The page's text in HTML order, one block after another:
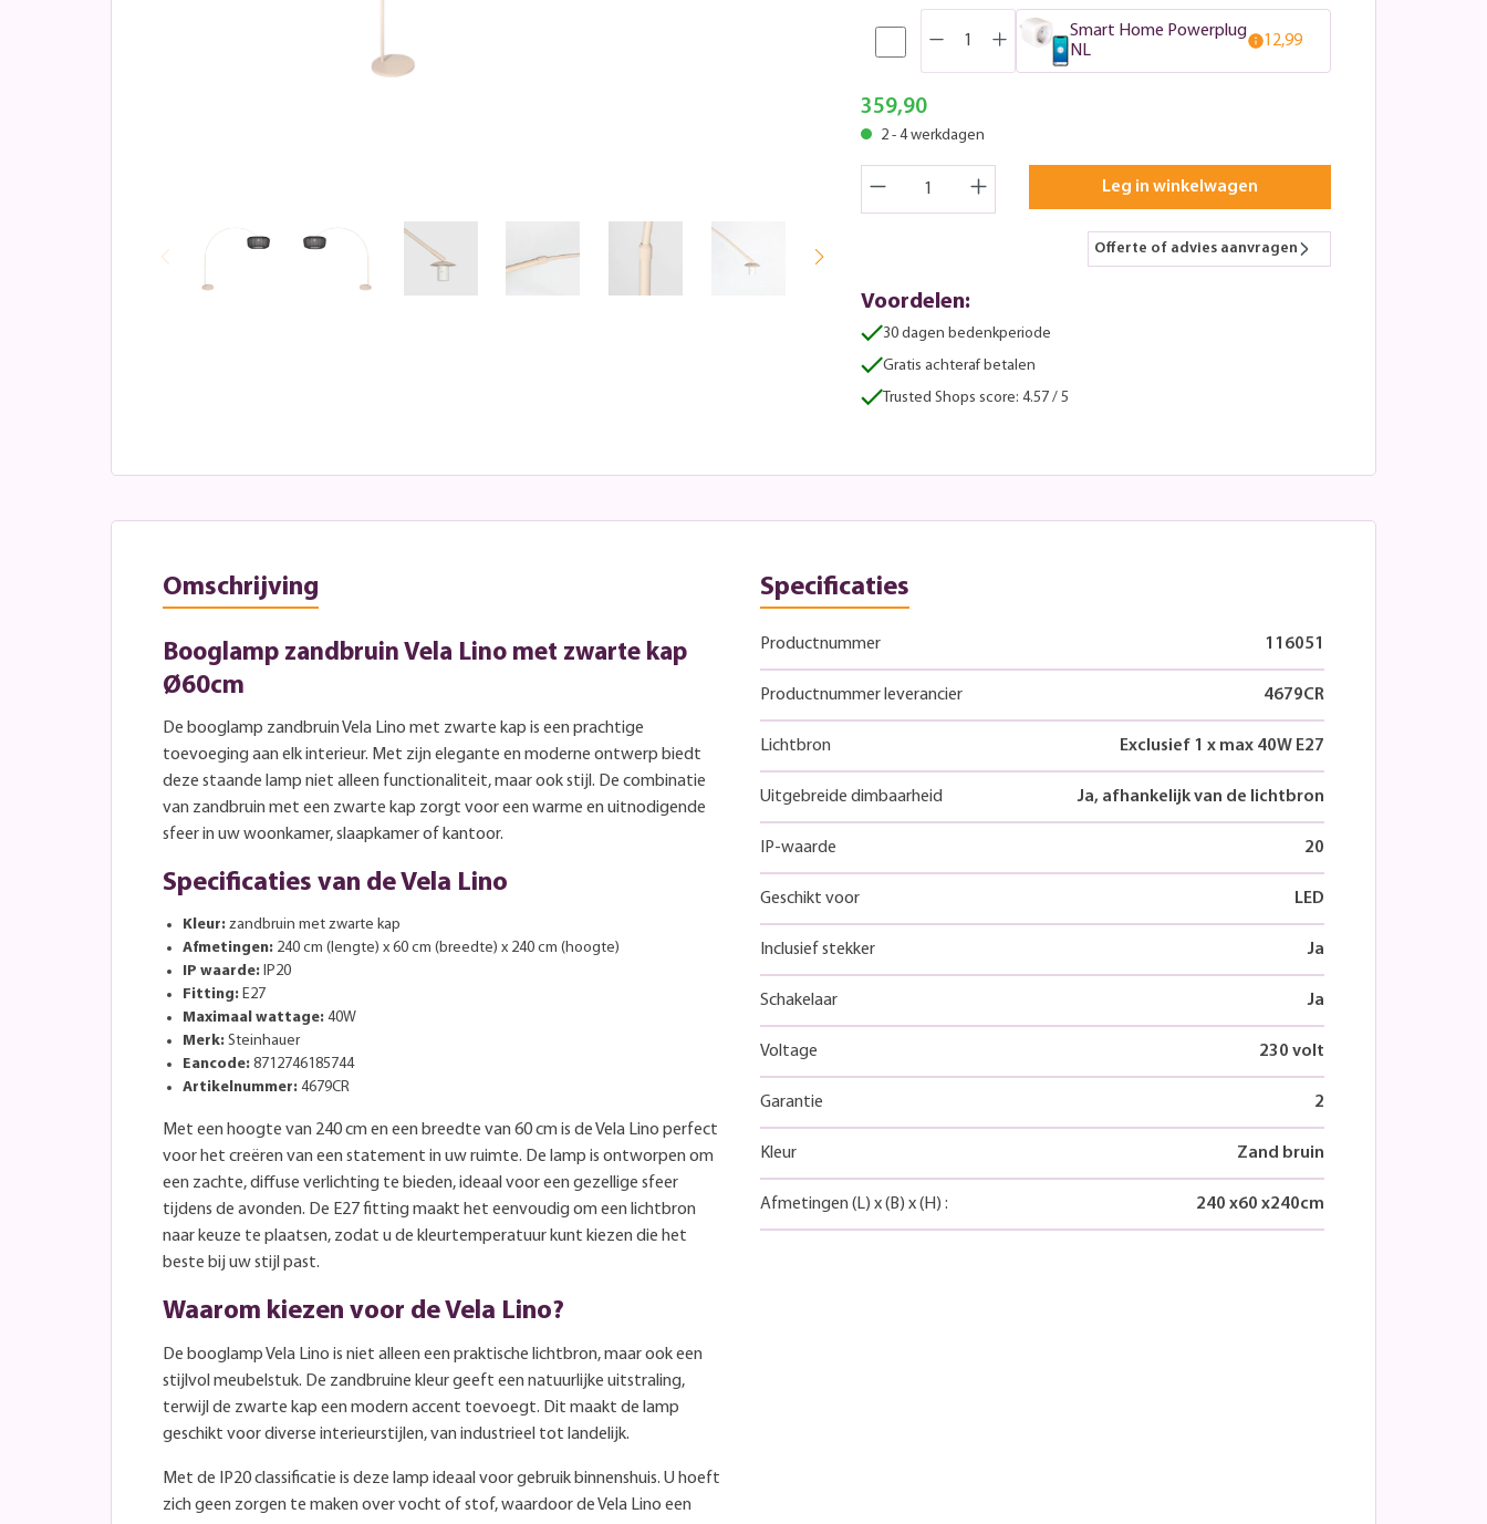
Smart Home Powerplug
NL
12,99
359,90
2 - 4 werkdagen
Leg in winkelwagen
Offerte of advies aanvragen
Voordelen:
30 dagen bedenkperiode
Gratis achteraf betalen
Trusted Shops score: 4.57 / 5
Omschrijving
Booglamp zandbruin Vela Lino met zwarte kap
Ø60cm
De booglamp zandbruin Vela Lino met zwarte kap is een prachtige
toevoeging aan elk interieur. Met zijn elegante en moderne ontwerp biedt
deze staande lamp niet alleen functionaliteit, maar ook stijl. De combinatie
van zandbruin met een zwarte kap zorgt voor een warme en uitnodigende
sfeer in uw woonkamer, slaapkamer of kantoor.
Specificaties van de Vela Lino
Kleur: zandbruin met zwarte kap
Afmetingen: 240 cm (lengte) x 60 cm (breedte) x 240 cm (hoogte)
IP waarde: IP20
Fitting: E27
Maximaal wattage: 40W
Merk: Steinhauer
Eancode: 8712746185744
Artikelnummer: 4679CR
Met een hoogte van 240 cm en een breedte van 60 cm is de Vela Lino perfect
voor het creëren van een statement in uw ruimte. De lamp is ontworpen om
een zachte, diffuse verlichting te bieden, ideaal voor een gezellige sfeer
tijdens de avonden. De E27 fitting maakt het eenvoudig om een lichtbron
naar keuze te plaatsen, zodat u de kleurtemperatuur kunt kiezen die het
beste bij uw stijl past.
Waarom kiezen voor de Vela Lino?
De booglamp Vela Lino is niet alleen een praktische lichtbron, maar ook een
stijlvol meubelstuk. De zandbruine kleur geeft een natuurlijke uitstraling,
terwijl de zwarte kap een modern accent toevoegt. Dit maakt de lamp
geschikt voor diverse interieurstijlen, van industrieel tot landelijk.
Met de IP20 classificatie is deze lamp ideaal voor gebruik binnenshuis. U hoeft
zich geen zorgen te maken over vocht of stof, waardoor de Vela Lino een
Specificaties
Productnummer 116051
Productnummer leverancier 4679CR
Lichtbron Exclusief 1 x max 40W E27
Uitgebreide dimbaarheid Ja, afhankelijk van de lichtbron
IP-waarde 20
Geschikt voor LED
Inclusief stekker Ja
Schakelaar Ja
Voltage 230 volt
Garantie 2
Kleur Zand bruin
Afmetingen (L) x(B) x(H) : 240 x60 x240cm